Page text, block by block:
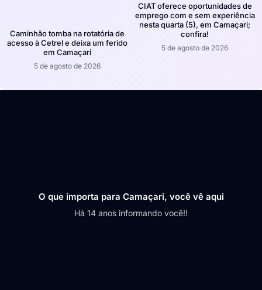
Caminhão tomba na rotatória de
acesso à Cetrel e deixa um ferido
em Camaçari
5 de agosto de 2026
CIAT oferece oportunidades de
emprego com e sem experiência
nesta quarta (5), em Camaçari;
confira!
5 de agosto de 2026
O que importa para Camaçari, você vê aqui
Há 14 anos informando você!!